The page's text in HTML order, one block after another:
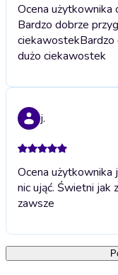
Ocena
Bardzo dobrze
ciekawostek
dużo ciekawostek
j.
Ocena użytkownika
nic ująć. Świetni jak
zawsze